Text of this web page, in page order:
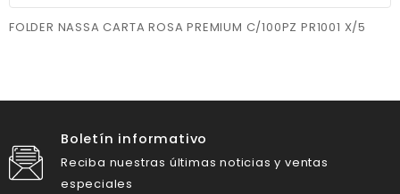
FOLDER NASSA CARTA ROSA PREMIUM C/100PZ PR1001 X/5
Boletín informativo
Reciba nuestras últimas noticias y ventas
especiales